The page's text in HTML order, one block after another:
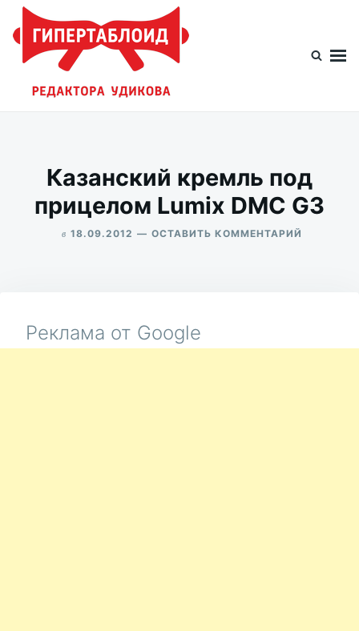
Перейти
содержимому
Искать:
Казанский кремль под
прицелом Lumix DMC G3
в 18.09.2012 ОСТАВИТЬ КОММЕНТАРИЙ
Реклама от Google